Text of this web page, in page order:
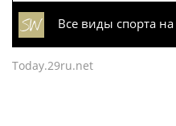
Все виды спорта на
Today.29ru.net